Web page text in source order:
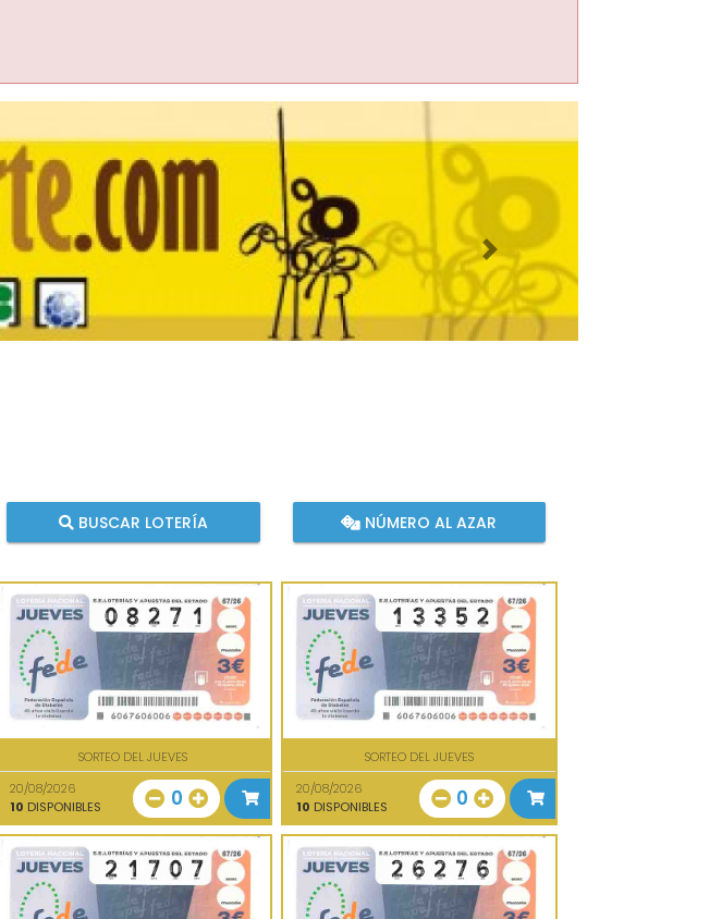
Imagen siguiente
BUSCAR LOTERÍA NÚMERO AL AZAR
SORTEO DEL JUEVES
20/08/2026
10 DISPONIBLES 0
SORTEO DEL JUEVES
20/08/2026
10 DISPONIBLES 0